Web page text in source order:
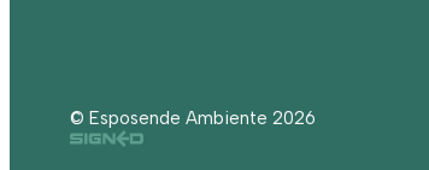
© Esposende Ambiente 2026